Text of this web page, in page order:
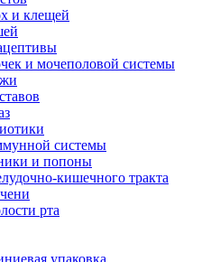
и клещей
и мочеполовой системы
системы
и попоны
кишечного тракта
рта
упаковка